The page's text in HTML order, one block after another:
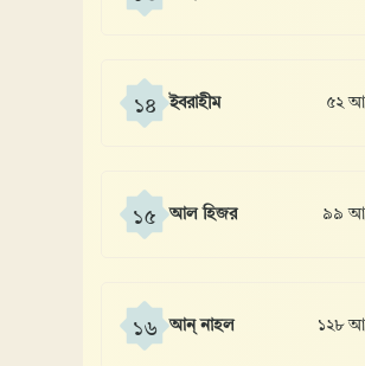
১৪ ইবরাহীম ৫২
১৫ আল হিজর ৯৯
১৬ আন্ নাহল ১২৮